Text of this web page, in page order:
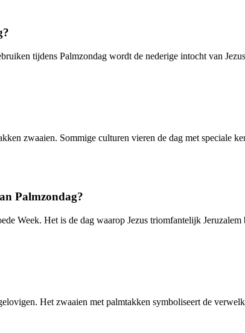
tijdens Palmzondag wordt de nederige intocht van
zwaaien. Sommige culturen vieren de dag met speciale
Palmzondag?
Week. Het is de dag waarop Jezus triomfantelijk
Het zwaaien met palmtakken symboliseert de